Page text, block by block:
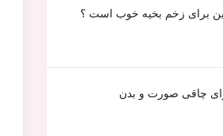
برای زخم بخیه خوب است ؟
چاقی صورت و بدن